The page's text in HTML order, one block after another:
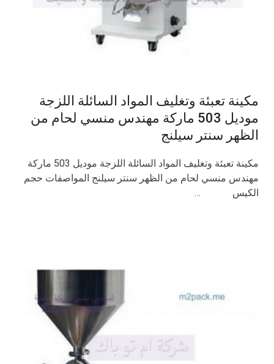
مكينة تعبئة وتغليف المواد السائلة اللزجة
موديل 503 ماركة مهندس منسي لحام من
الظهر سنتر سيلنج
مكينة تعبئة وتغليف المواد السائلة اللزجة موديل 503 ماركة
مهندس منسي لحام من الظهر سنتر سيلنج المواصفات حجم
الكيس …